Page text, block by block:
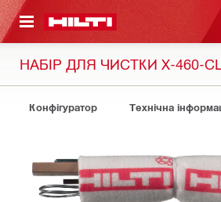
ЗМІСТУ
НАБIР ДЛЯ ЧИСТКИ X-460-
Конфігуратор Технічна